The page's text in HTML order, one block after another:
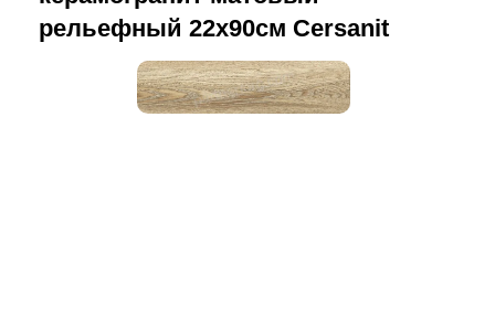
рельефный 22х90см Cersanit